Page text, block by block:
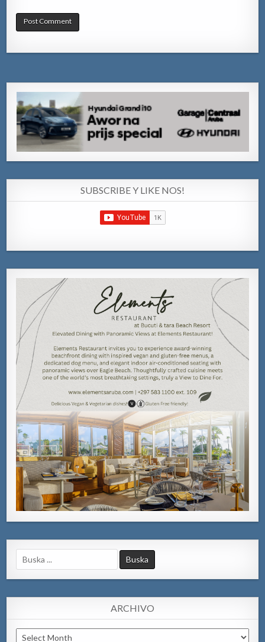
SUBSCRIBE Y LIKE NOS!
Search
for:
ARCHIVO
Archivo